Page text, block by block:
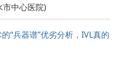
市中心医院)
“兵器谱”优劣分析，IVL真的